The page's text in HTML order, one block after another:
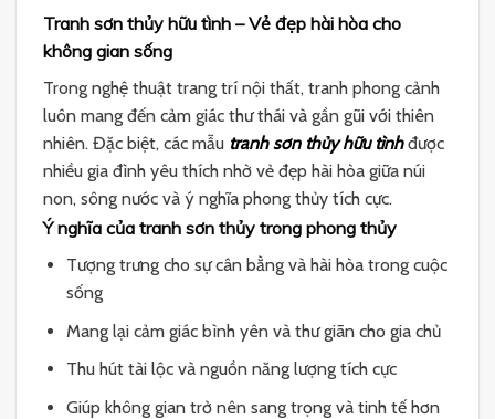
Tranh sơn thủy hữu tình – Vẻ đẹp hài hòa cho
không gian sống
Trong nghệ thuật trang trí nội thất, tranh phong cảnh
luôn mang đến cảm giác thư thái và gần gũi với thiên
nhiên. Đặc biệt, các mẫu tranh sơn thủy hữu tìnhđược
nhiều gia đình yêu thích nhờ vẻ đẹp hài hòa giữa núi
non, sông nước và ý nghĩa phong thủy tích cực.
Ý nghĩa của tranh sơn thủy trong phong thủy
Tượng trưng cho sự cân bằng và hài hòa trong cuộc
sống
Mang lại cảm giác bình yên và thư giãn cho gia chủ
Thu hút tài lộc và nguồn năng lượng tích cực
Giúp không gian trở nên sang trọng và tinh tế hơn